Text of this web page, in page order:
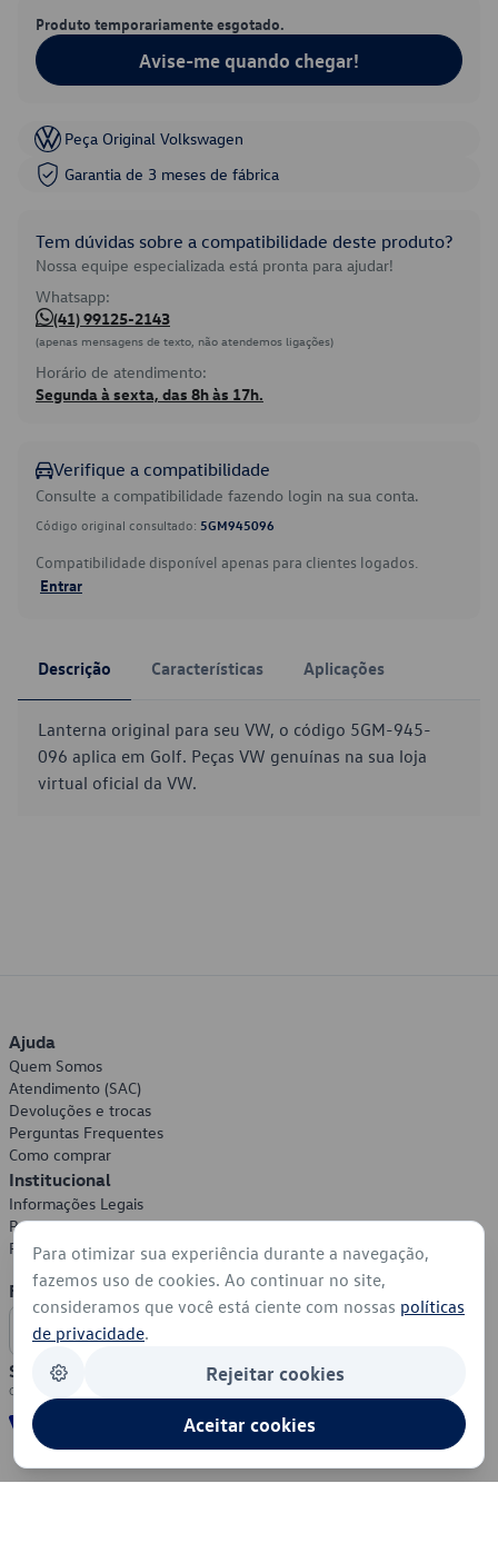
Produto temporariamente esgotado.
Avise-me quando chegar!
Peça Original Volkswagen
Garantia de 3 meses de fábrica
Tem dúvidas sobre a compatibilidade deste produto?
Nossa equipe especializada está pronta para ajudar!
Whatsapp:
(41) 99125-2143
(apenas mensagens de texto, não atendemos ligações)
Horário de atendimento:
Segunda à sexta, das 8h às 17h.
Verifique a compatibilidade
Consulte a compatibilidade fazendo login na sua conta.
Código original consultado: 5GM945096
Compatibilidade disponível apenas para clientes logados.
Entrar
Descrição Características Aplicações
Lanterna original para seu VW, o código 5GM-945-
096 aplica em Golf. Peças VW genuínas na sua loja
virtual oficial da VW.
Ajuda
Quem Somos
Atendimento (SAC)
Devoluções e trocas
Perguntas Frequentes
Como comprar
Institucional
Informações Legais
Política de Privacidade
Política de Cookies
Formas de Pagamento
Segurança
Para otimizar sua experiência durante a navegação,
fazemos uso de cookies. Ao continuar no site,
consideramos que você está ciente com nossas políticas
de privacidade.
Rejeitar cookies
Aceitar cookies